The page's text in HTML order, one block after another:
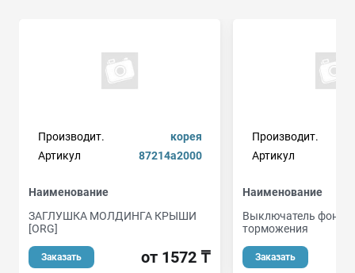
Производит.
корея
Артикул
87214a2000
Наименование
ЗАГЛУШКА МОЛДИНГА КРЫШИ
[ORG]
Заказать от 1572 ₸
Производит.
Артикул
Наименование
Выключатель
торможения
Заказать